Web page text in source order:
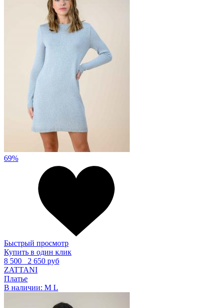
69%
Быстрый просмотр
Купить в один клик
8 500
2 650 руб
ZATTANI
Платье
В наличии: M L